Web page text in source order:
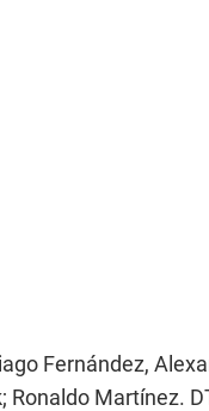
Fernández,
Martínez.